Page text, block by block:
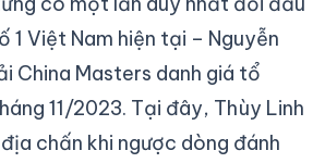
1 Việt Nam hiện tại – Nguyễn
China Masters danh giá tổ
11/2023. Tại đây, Thùy Linh
chấn khi ngược dòng đánh